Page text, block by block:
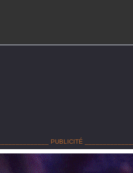
______________ PUBLICITÉ ______________